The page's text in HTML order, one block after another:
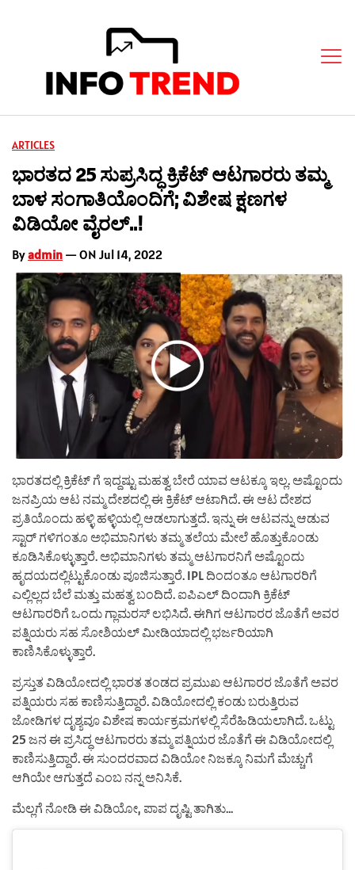
ARTICLES
ಭಾರತದ 25 ಸುಪ್ರಸಿದ್ಧ ಕ್ರಿಕೆಟ್ ಆಟಗಾರರು ತಮ್ಮ
ಬಾಳ ಸಂಗಾತಿಯೊಂದಿಗೆ; ವಿಶೇಷ ಕ್ಷಣಗಳ
ವಿಡಿಯೋ ವೈರಲ್..!
Byadmin — ON Jul 14, 2022
ಭಾರತದಲ್ಲಿ ಕ್ರಿಕೆಟ್ ಗೆ ಇದ್ದಷ್ಟು ಮಹತ್ವ ಬೇರೆ ಯಾವ ಆಟಕ್ಕೂ ಇಲ್ಲ. ಅಷ್ಟೊಂದು
ಜನಪ್ರಿಯ ಆಟ ನಮ್ಮ ದೇಶದಲ್ಲಿ ಈ ಕ್ರಿಕೆಟ್ ಆಟಾಗಿದೆ. ಈ ಆಟ ದೇಶದ
ಪ್ರತಿಯೊಂದು ಹಳ್ಳಿ ಹಳ್ಳಿಯಲ್ಲಿ ಆಡಲಾಗುತ್ತದೆ. ಇನ್ನು ಈ ಆಟವನ್ನು ಆಡುವ
ಸ್ಟಾರ್ ಗಳಿಗಂತೂ ಅಭಿಮಾನಿಗಳು ತಮ್ಮ ತಲೆಯ ಮೇಲೆ ಹೊತ್ತುಕೊಂಡು
ಕೂಡಿಸಿಕೊಳ್ಳುತ್ತಾರೆ. ಅಭಿಮಾನಿಗಳು ತಮ್ಮ ಆಟಗಾರನಿಗೆ ಅಷ್ಟೊಂದು
ಹೃದಯದಲ್ಲಿಟ್ಟುಕೊಂಡು ಪೂಜಿಸುತ್ತಾರೆ. IPL ದಿಂದಂತೂ ಆಟಗಾರರಿಗೆ
ಎಲ್ಲಿಲ್ಲದ ಬೆಲೆ ಮತ್ತು ಮಹತ್ವ ಬಂದಿದೆ. ಐಪಿಎಲ್ ದಿಂದಾಗಿ ಕ್ರಿಕೆಟ್
ಆಟಗಾರರಿಗೆ ಒಂದು ಗ್ಲಾಮರಸ್ ಲಭಿಸಿದೆ. ಈಗಿಗ ಆಟಗಾರರ ಜೊತೆಗೆ ಅವರ
ಪತ್ನಿಯರು ಸಹ ಸೋಶಿಯಲ್ ಮೀಡಿಯಾದಲ್ಲಿ ಭರ್ಜರಿಯಾಗಿ
ಕಾಣಿಸಿಕೊಳ್ಳುತ್ತಾರೆ.
ಪ್ರಸ್ತುತ ವಿಡಿಯೋದಲ್ಲಿ ಭಾರತ ತಂಡದ ಪ್ರಮುಖ ಆಟಗಾರರ ಜೊತೆಗೆ ಅವರ
ಪತ್ನಿಯರು ಸಹ ಕಾಣಿಸುತ್ತಿದ್ದಾರೆ. ವಿಡಿಯೋದಲ್ಲಿ ಕಂಡು ಬರುತ್ತಿರುವ
ಜೋಡಿಗಳ ದೃಶ್ಯವೂ ವಿಶೇಷ ಕಾರ್ಯಕ್ರಮಗಳಲ್ಲಿ ಸೆರೆಹಿಡಿಯಲಾಗಿದೆ. ಒಟ್ಟು
25 ಜನ ಈ ಪ್ರಸಿದ್ಧ ಆಟಗಾರರು ತಮ್ಮ ಪತ್ನಿಯರ ಜೊತೆಗೆ ಈ ವಿಡಿಯೋದಲ್ಲಿ
ಕಾಣಿಸುತ್ತಿದ್ದಾರೆ. ಈ ಸುಂದರವಾದ ವಿಡಿಯೋ ನಿಜಕ್ಕೂ ನಿಮಗೆ ಮೆಚ್ಚುಗೆ
ಆಗಿಯೇ ಆಗುತ್ತದೆ ಎಂಬ ನನ್ನ ಅನಿಸಿಕೆ.
ಮೆಲ್ಲಗೆ ನೋಡಿ ಈ ವಿಡಿಯೋ, ಪಾಪ ದೃಷ್ಟಿ ತಾಗಿತು…